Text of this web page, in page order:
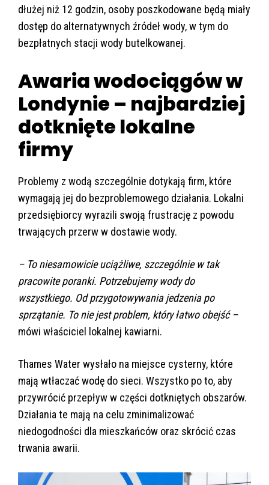
dłużej niż 12 godzin, osoby poszkodowane będą miały
dostęp do alternatywnych źródeł wody, w tym do
bezpłatnych stacji wody butelkowanej.
Awaria wodociągów w
Londynie – najbardziej
dotknięte lokalne
firmy
Problemy z wodą szczególnie dotykają firm, które
wymagają jej do bezproblemowego działania. Lokalni
przedsiębiorcy wyrazili swoją frustrację z powodu
trwających przerw w dostawie wody.
– To niesamowicie uciążliwe, szczególnie w tak
pracowite poranki. Potrzebujemy wody do
wszystkiego. Od przygotowywania jedzenia po
sprzątanie. To nie jest problem, który łatwo obejść –
mówi właściciel lokalnej kawiarni.
Thames Water wysłało na miejsce cysterny, które
mają wtłaczać wodę do sieci. Wszystko po to, aby
przywrócić przepływ w części dotkniętych obszarów.
Działania te mają na celu zminimalizować
niedogodności dla mieszkańców oraz skrócić czas
trwania awarii.